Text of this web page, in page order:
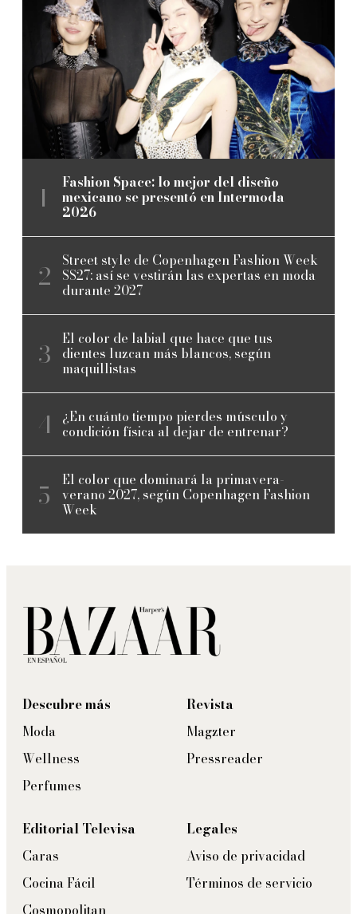
Fashion Space: lo mejor del diseño
mexicano se presentó en Intermoda
2026
Street style de Copenhagen Fashion Week
SS27: así se vestirán las expertas en moda
durante 2027
El color de labial que hace que tus
dientes luzcan más blancos, según
maquillistas
¿En cuánto tiempo pierdes músculo y
condición física al dejar de entrenar?
El color que dominará la primavera-
verano 2027, según Copenhagen Fashion
Week
Descubre más
Moda
Wellness
Perfumes
Revista
Magzter
Pressreader
Editorial Televisa
Caras
Cocina Fácil
Cosmopolitan
Legales
Aviso de privacidad
Términos de servicio